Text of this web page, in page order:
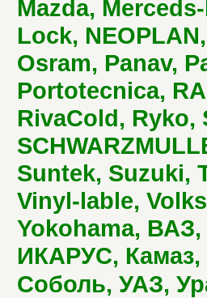
Mazda,
Lock,
Osram, Panav,
Portotecnica,
RivaCold, Ryko,
Suntek, Suzuki,
Vinyl-lable,
Yokohama,
ИКАРУС,
Соболь, УАЗ,